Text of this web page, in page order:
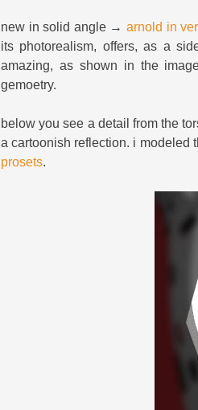
new in solid angle →arnold in
its photorealism, offers, as a
amazing, as shown in the
gemoetry.
below you see a detail from the
a cartoonish reflection. i modeled
prosets.